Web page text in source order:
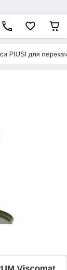
PIUSI для